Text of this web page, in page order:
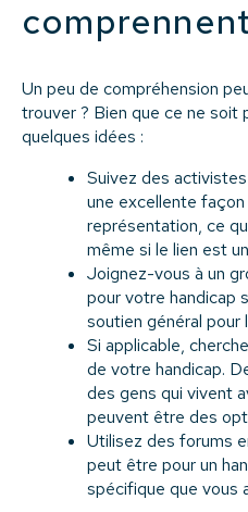
Un peu de compréhension
trouver ? Bien que ce ne soit
quelques idées :
Suivez des activistes
une excellente
représentation, ce
même si le lien est
Joignez-vous à un
pour votre handicap
soutien général pour
Si applicable,
de votre handicap.
des gens qui vivent
peuvent être des
Utilisez des forums
peut être pour un
spécifique que vous